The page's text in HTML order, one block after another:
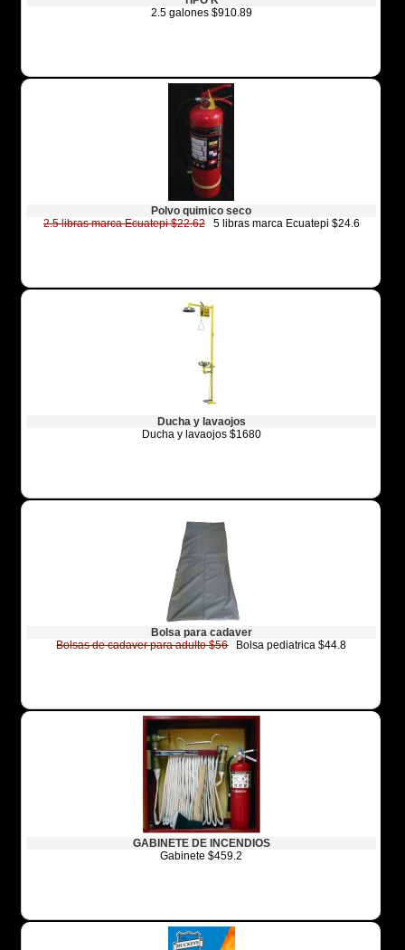
2.5 galones $910.89
Polvo quimico seco
2.5 libras marca Ecuatepi $22.625 libras marca Ecuatepi $24.6
Ducha y lavaojos
Ducha y lavaojos $1680
Bolsa para cadaver
Bolsas de cadaver para adulto $56Bolsa pediatrica $44.8
GABINETE DE INCENDIOS
Gabinete $459.2